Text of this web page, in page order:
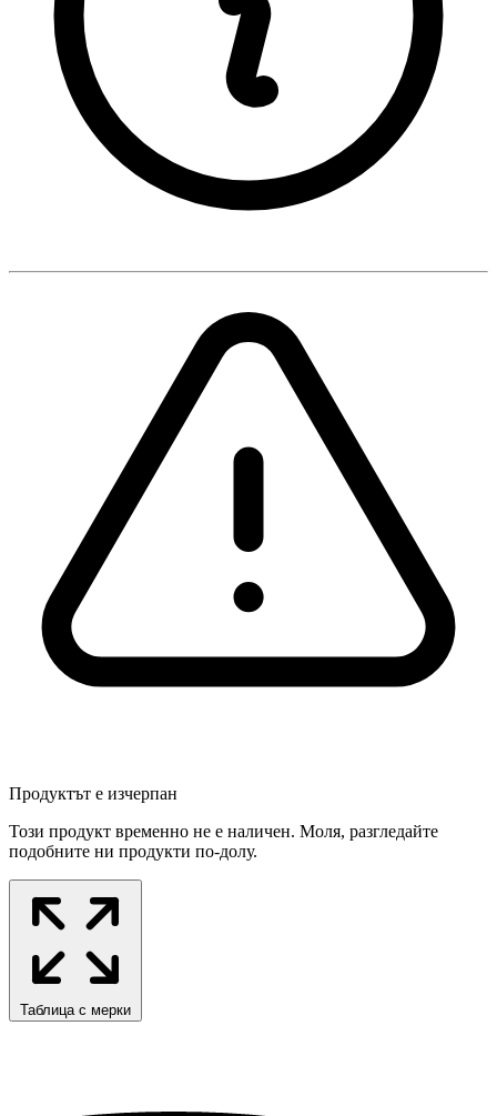
Продуктът е изчерпан
Този продукт временно не е наличен. Моля, разгледайте
подобните ни продукти по-долу.
Таблица с мерки